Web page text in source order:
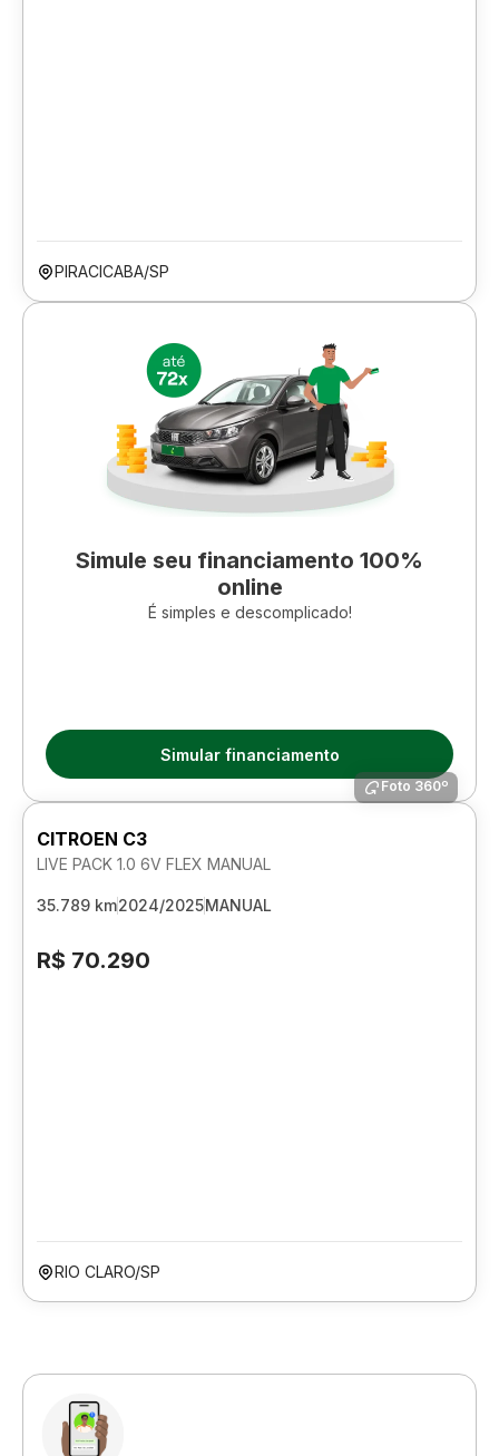
PIRACICABA/SP
Simule seu financiamento 100%
online
É simples e descomplicado!
Simular financiamento
Foto 360º
CITROEN C3
LIVE PACK 1.0 6V FLEX MANUAL
35.789 km2024/2025MANUAL
R$ 70.290
RIO CLARO/SP